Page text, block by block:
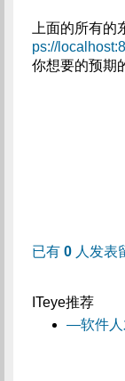
上面的所有
ps://
你想要的预期
已有 0人发表
ITeye推荐
—软件人